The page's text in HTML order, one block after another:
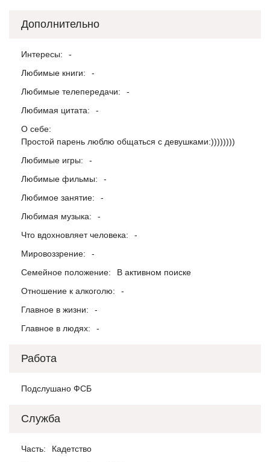
Дополнительно
Интересы:
-
Любимые книги:
-
Любимые телепередачи:
-
Любимая цитата:
-
О себе:
Простой парень люблю общаться с девушками:))))))))
Любимые игры:
-
Любимые фильмы:
-
Любимое занятие:
-
Любимая музыка:
-
Что вдохновляет человека:
-
Мировоззрение:
-
Семейное положение:
В активном поиске
Отношение к алкоголю:
-
Главное в жизни:
-
Главное в людях:
-
Работа
Подслушано ФСБ
Служба
Часть:
Кадетство